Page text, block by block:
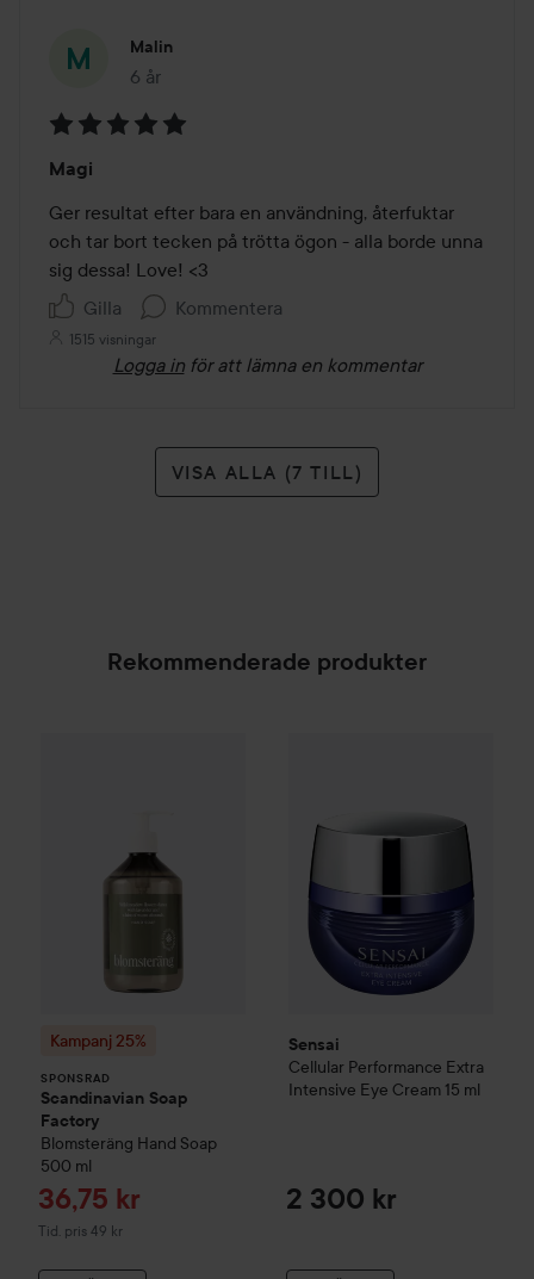
Malin
6 år
Inlägget skapades 6 år
5
av
5
Magi
Ger resultat efter bara en användning, återfuktar
och tar bort tecken på trötta ögon - alla borde unna
sig dessa! Love! <3
Gilla
Kommentera
1515 visningar
Logga in för att lämna en kommentar
VISA ALLA (7 TILL)
Rekommenderade produkter
Kampanj 25%
SPONSRAD
Scandinavian Soap
Factory
Blomsteräng Hand Soap
500 ml
Reapris
36,75 kr
Tid. pris 49 kr
Tidigare pris 49 kr
Sensai
Cellular Performance Extra
Intensive Eye Cream 15 ml
2 300 kr